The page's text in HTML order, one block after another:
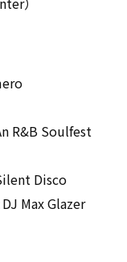
R&B Soulfest
Disco
Max Glazer